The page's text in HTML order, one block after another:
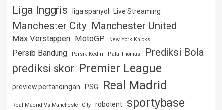
Liga Inggris liga spanyol Live Streaming
Manchester City Manchester United
Max Verstappen MotoGP New York Knicks
Persib Bandung Persik Kediri Piala Thomas Prediksi Bola
prediksi skor Premier League
preview pertandingan PSG Real Madrid
Real Madrid Vs Manchester City robotent sportybase